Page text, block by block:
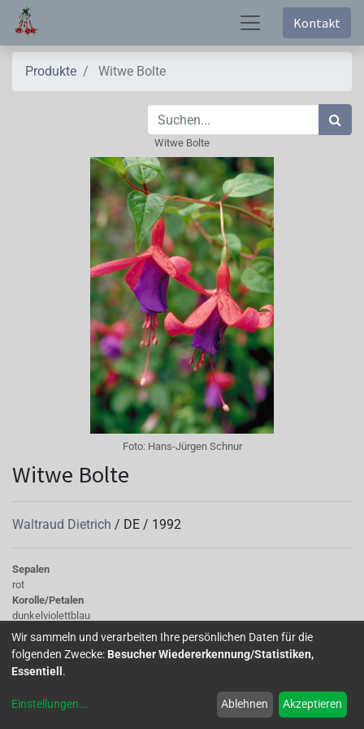
Kontakt
Produkte Witwe Bolte
Witwe Bolte
Foto: Hans-Jürgen Schnur
Witwe Bolte
Waltraud Dietrich / DE / 1992
Sepalen
rot
Korolle/Petalen
dunkelviolettblau
Knospe/Blüte
gross, halb gefüllt
Wuchs
stehend
Wir sammeln und verarbeiten Ihre persönlichen Daten für die
folgenden Zwecke: Besucher Wiedererkennung/Statistiken,
Essentiell .
Einstellungen... Ablehnen Akzeptieren